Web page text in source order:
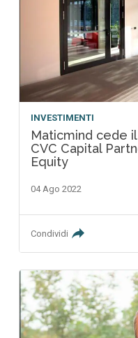
INVESTIMENTI
Maticmind cede
CVC Capital
Equity
04 Ago 2022
Condividi